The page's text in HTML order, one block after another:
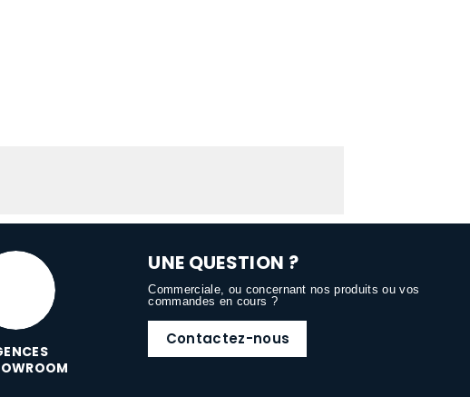
UNE QUESTION ?
Commerciale, ou concernant nos produits ou vos
commandes en cours ?
Contactez-nous